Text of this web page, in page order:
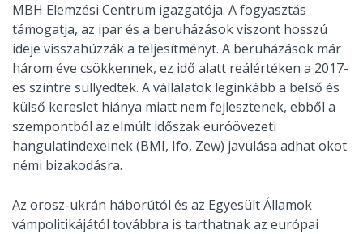
MBH Elemzési Centrum igazgatója. A fogyasztás
támogatja, az ipar és a beruházások viszont hosszú
ideje visszahúzzák a teljesítményt. A beruházások már
három éve csökkennek, ez idő alatt reálértéken a 2017-
es szintre süllyedtek. A vállalatok leginkább a belső és
külső kereslet hiánya miatt nem fejlesztenek, ebből a
szempontból az elmúlt időszak euróövezeti
hangulatindexeinek (BMI, Ifo, Zew) javulása adhat okot
némi bizakodásra.
Az orosz-ukrán háborútól és az Egyesült Államok
vámpolitikájától továbbra is tarthatnak az európai